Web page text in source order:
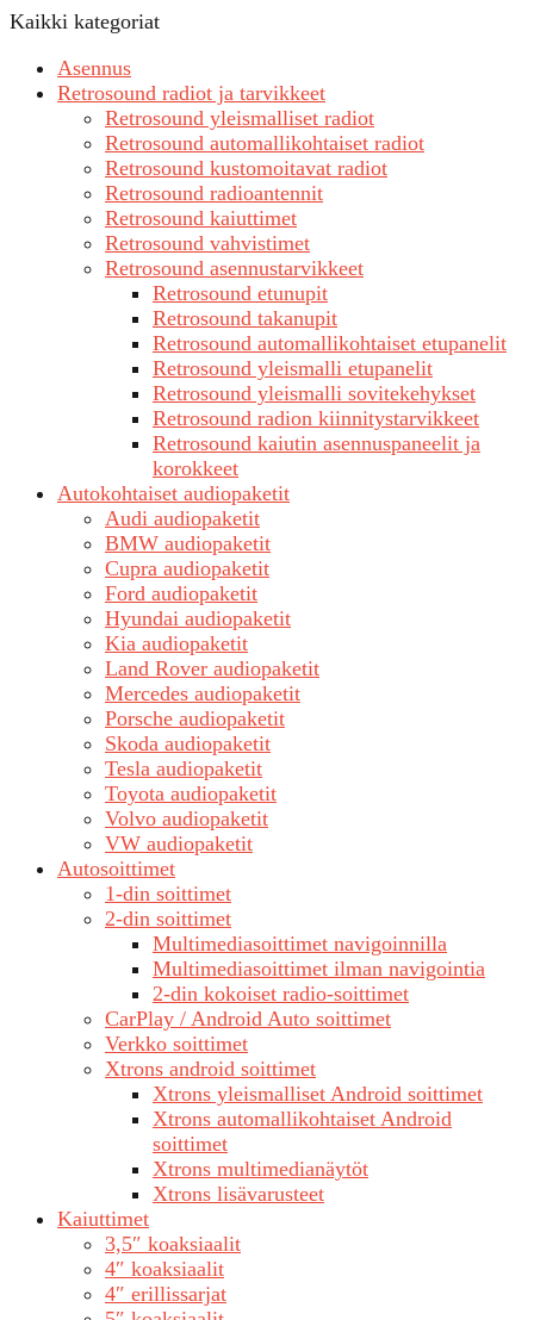
Kaikki kategoriat
Asennus
Retrosound radiot ja tarvikkeet
Retrosound yleismalliset radiot
Retrosound automallikohtaiset radiot
Retrosound kustomoitavat radiot
Retrosound radioantennit
Retrosound kaiuttimet
Retrosound vahvistimet
Retrosound asennustarvikkeet
Retrosound etunupit
Retrosound takanupit
Retrosound automallikohtaiset etupanelit
Retrosound yleismalli etupanelit
Retrosound yleismalli sovitekehykset
Retrosound radion kiinnitystarvikkeet
Retrosound kaiutin asennuspaneelit ja
korokkeet
Autokohtaiset audiopaketit
Audi audiopaketit
BMW audiopaketit
Cupra audiopaketit
Ford audiopaketit
Hyundai audiopaketit
Kia audiopaketit
Land Rover audiopaketit
Mercedes audiopaketit
Porsche audiopaketit
Skoda audiopaketit
Tesla audiopaketit
Toyota audiopaketit
Volvo audiopaketit
VW audiopaketit
Autosoittimet
1-din soittimet
2-din soittimet
Multimediasoittimet navigoinnilla
Multimediasoittimet ilman navigointia
2-din kokoiset radio-soittimet
CarPlay / Android Auto soittimet
Verkko soittimet
Xtrons android soittimet
Xtrons yleismalliset Android soittimet
Xtrons automallikohtaiset Android
soittimet
Xtrons multimedianäytöt
Xtrons lisävarusteet
Kaiuttimet
3,5″ koaksiaalit
4″ koaksiaalit
4″ erillissarjat